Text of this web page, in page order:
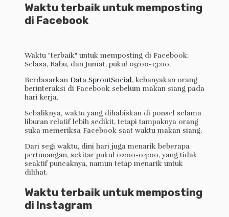
Waktu terbaik untuk memposting
di Facebook
Waktu "terbaik" untuk memposting di Facebook:
Selasa, Rabu, dan Jumat, pukul 09:00-13:00.
Berdasarkan Data SproutSocial, kebanyakan orang
berinteraksi di Facebook sebelum makan siang pada
hari kerja.
Sebaliknya, waktu yang dihabiskan di ponsel selama
liburan relatif lebih sedikit, tetapi tampaknya orang
suka memeriksa Facebook saat waktu makan siang.
Dari segi waktu, dini hari juga menarik beberapa
pertunangan, sekitar pukul 02:00-04:00, yang tidak
seaktif puncaknya, namun tetap menarik untuk
dilihat.
Waktu terbaik untuk memposting
di Instagram